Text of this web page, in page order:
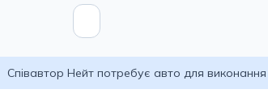
Співавтор Нейт потребує авто для